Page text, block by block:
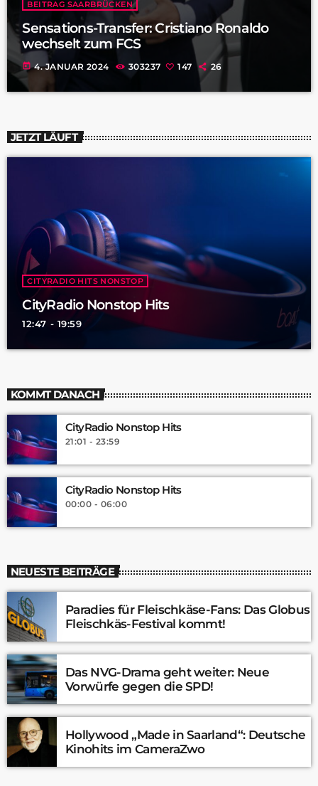
BEITRAG SAARBRÜCKEN
Sensations-Transfer: Cristiano Ronaldo
wechselt zum FCS
today 4. JANUAR 2024 303237 147 26
JETZT LÄUFT
CITYRADIO HITS NONSTOP
CityRadio Nonstop Hits
12:47 - 19:59
KOMMT DANACH
CityRadio Nonstop Hits
21:01 - 23:59
CityRadio Nonstop Hits
00:00 - 06:00
NEUESTE BEITRÄGE
Paradies für Fleischkäse-Fans: Das Globus
Fleischkäs-Festival kommt!
Das NVG-Drama geht weiter: Neue
Vorwürfe gegen die SPD!
Hollywood „Made in Saarland“: Deutsche
Kinohits im CameraZwo